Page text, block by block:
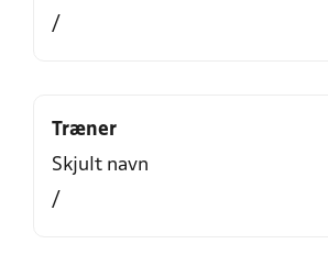
/
Træner
Skjult navn
/